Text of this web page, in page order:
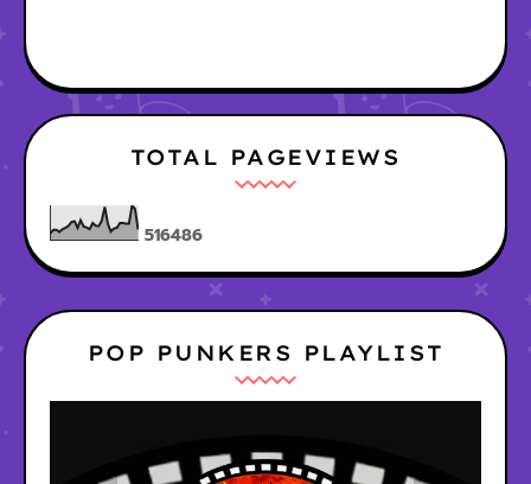
TOTAL PAGEVIEWS
516486
POP PUNKERS PLAYLIST